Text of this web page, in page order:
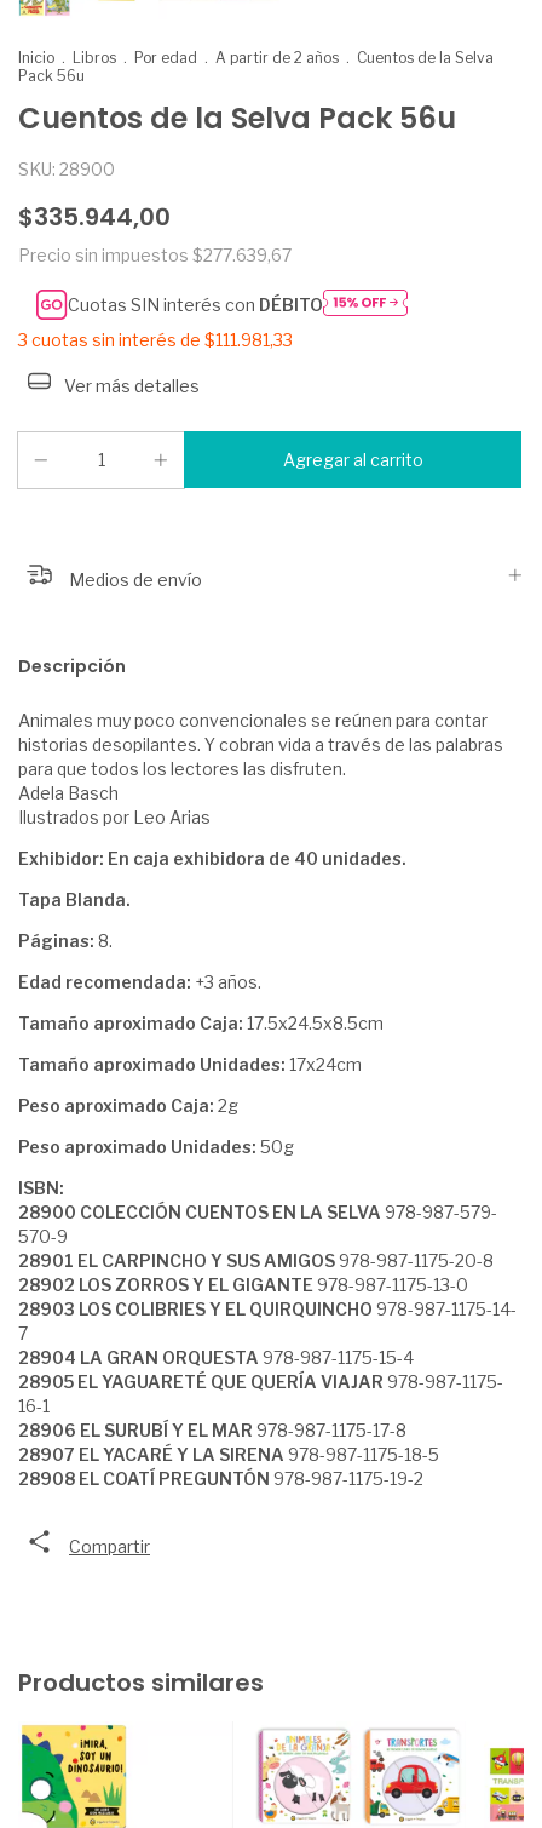
Inicio . Libros . Por edad . A partir de 2 años . Cuentos de la Selva
Pack 56u
Cuentos de la Selva Pack 56u
SKU: 28900
$335.944,00
Precio sin impuestos $277.639,67
Cuotas SIN interés con DÉBITO
3 cuotas sin interés de $111.981,33
Ver más detalles
Medios de envío
Descripción
Animales muy poco convencionales se reúnen para contar
historias desopilantes. Y cobran vida a través de las palabras
para que todos los lectores las disfruten.
Adela Basch
Ilustrados por Leo Arias
Exhibidor: En caja exhibidora de 40 unidades.
Tapa Blanda.
Páginas: 8.
Edad recomendada: +3 años.
Tamaño aproximado Caja: 17.5x24.5x8.5cm
Tamaño aproximado Unidades: 17x24cm
Peso aproximado Caja: 2g
Peso aproximado Unidades: 50g
ISBN:
28900 COLECCIÓN CUENTOS EN LA SELVA 978-987-579-
570-9
28901 EL CARPINCHO Y SUS AMIGOS 978-987-1175-20-8
28902 LOS ZORROS Y EL GIGANTE 978-987-1175-13-0
28903 LOS COLIBRIES Y EL QUIRQUINCHO 978-987-1175-14-
7
28904 LA GRAN ORQUESTA 978-987-1175-15-4
28905 EL YAGUARETÉ QUE QUERÍA VIAJAR 978-987-1175-
16-1
28906 EL SURUBÍ Y EL MAR 978-987-1175-17-8
28907 EL YACARÉ Y LA SIRENA 978-987-1175-18-5
28908 EL COATÍ PREGUNTÓN 978-987-1175-19-2
Compartir
Productos similares